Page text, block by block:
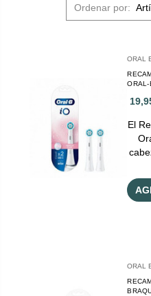
Ordenar por:
ORAL
ORAL-
El
ORAL